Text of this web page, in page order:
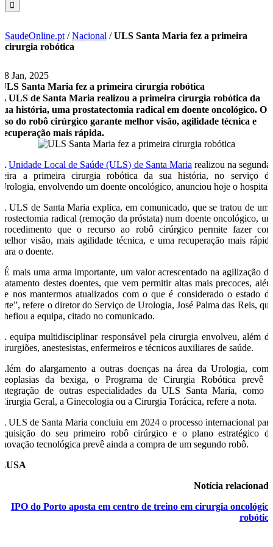
SaudeOnline.pt /Nacional /ULS Santa Maria fez a primeira
cirurgia robótica
28 Jan, 2025
ULS Santa Maria fez a primeira cirurgia robótica
A ULS de Santa Maria realizou a primeira cirurgia robótica da
sua história, uma prostatectomia radical em doente oncológico. O
uso do robô cirúrgico garante melhor visão, agilidade técnica e
recuperação mais rápida.
AUnidade Local de Saúde (ULS) de Santa Maria realizou na segunda-
feira a primeira cirurgia robótica da sua história, no serviço de
Urologia, envolvendo um doente oncológico, anunciou hoje o hospital.
A ULS de Santa Maria explica, em comunicado, que se tratou de uma
prostectomia radical (remoção da próstata) num doente oncológico, um
procedimento que o recurso ao robô cirúrgico permite fazer com
melhor visão, mais agilidade técnica, e uma recuperação mais rápida
para o doente.
“É mais uma arma importante, um valor acrescentado na agilização do
tratamento destes doentes, que vem permitir altas mais precoces, além
de nos mantermos atualizados com o que é considerado o estado da
arte”, refere o diretor do Serviço de Urologia, José Palma das Reis, que
chefiou a equipa, citado no comunicado.
A equipa multidisciplinar responsável pela cirurgia envolveu, além de
cirurgiões, anestesistas, enfermeiros e técnicos auxiliares de saúde.
Além do alargamento a outras doenças na área da Urologia, como
neoplasias da bexiga, o Programa de Cirurgia Robótica prevê a
integração de outras especialidades da ULS Santa Maria, como a
Cirurgia Geral, a Ginecologia ou a Cirurgia Torácica, refere a nota.
A ULS de Santa Maria concluiu em 2024 o processo internacional para
aquisição do seu primeiro robô cirúrgico e o plano estratégico de
inovação tecnológica prevê ainda a compra de um segundo robô.
LUSA
Notícia relacionada
IPO do Porto aposta em centro de treino em cirurgia oncológica
robótica